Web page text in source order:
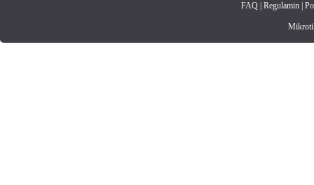
FAQ| Regulamin|